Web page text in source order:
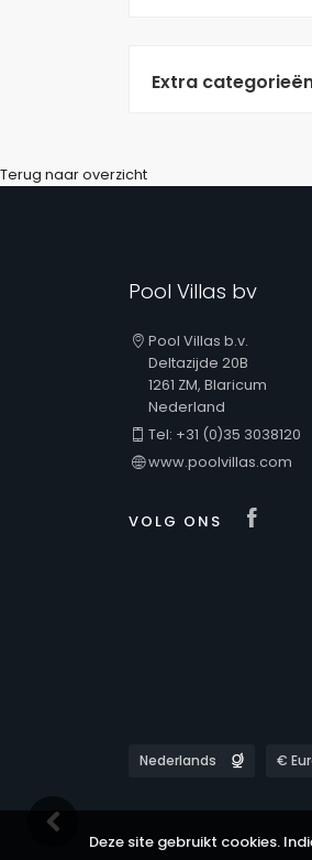
Deze site gebruikt cookies.
Extra
Terug naar overzicht
Pool Villas bv
Pool Villas b.v.
Deltazijde 20B
1261 ZM, Blaricum
Nederland
Tel: +31 (0)35 3038120
www.poolvillas.com
VOLG ONS
Languages